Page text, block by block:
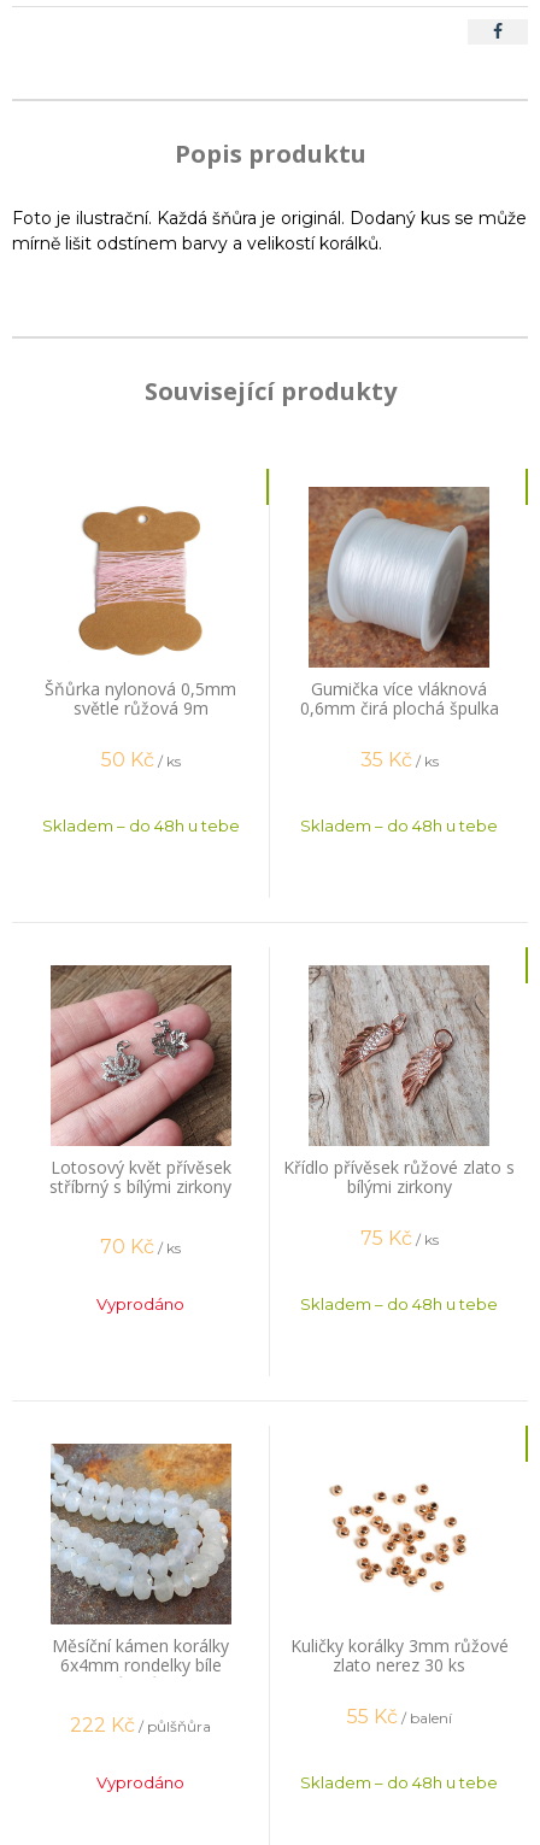
Popis produktu
Foto je ilustrační. Každá šňůra je originál. Dodaný kus se může
mírně lišit odstínem barvy a velikostí korálků.
Související produkty
Šňůrka nylonová 0,5mm
světle růžová 9m
50 Kč / ks
Skladem – do 48h u tebe
Gumička více vláknová
0,6mm čirá plochá špulka
44m
35 Kč / ks
Skladem – do 48h u tebe
Lotosový květ přívěsek
stříbrný s bílými zirkony
70 Kč / ks
Vyprodáno
Křídlo přívěsek růžové zlato s
bílými zirkony
75 Kč / ks
Skladem – do 48h u tebe
Měsíční kámen korálky
6x4mm rondelky bíle
půlšňůra
222 Kč / půlšňůra
Vyprodáno
Kuličky korálky 3mm růžové
zlato nerez 30 ks
55 Kč / balení
Skladem – do 48h u tebe